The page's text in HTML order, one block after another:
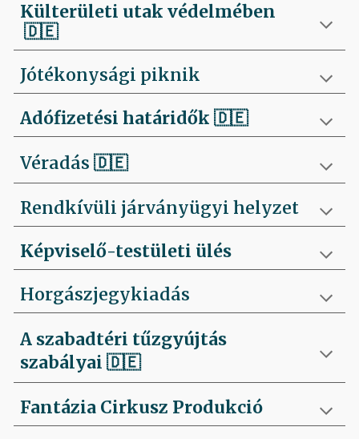
Külterületi utak védelmében
🇩🇪
Jótékonysági piknik
Adófizetési határidők🇩🇪
Véradás🇩🇪
Rendkívüli járványügyi helyzet
Képviselő-testületi ülés
Horgászjegykiadás
A szabadtéri tűzgyújtás
szabályai 🇩🇪
Fantázia Cirkusz Produkció